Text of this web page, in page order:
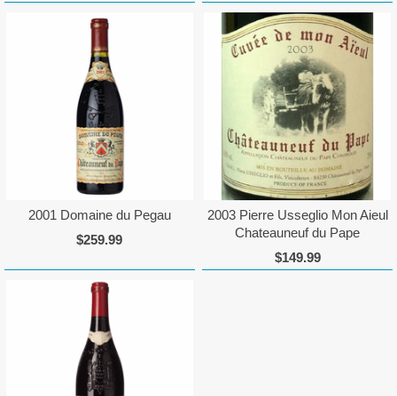
2001 Domaine du Pegau
$259.99
2003 Pierre Usseglio Mon Aieul
Chateauneuf du Pape
$149.99